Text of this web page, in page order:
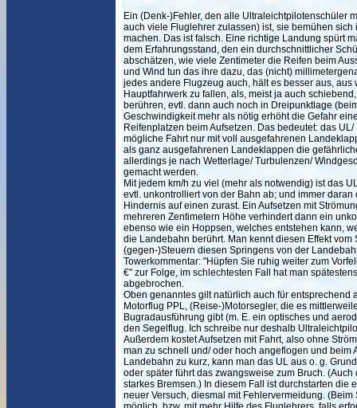
Ein (Denk-)Fehler, den alle Ultraleichtpilotenschüler
auch viele Fluglehrer zulassen) ist, sie bemühen
machen. Das ist falsch. Eine richtige Landung spürt
dem Erfahrungsstand, den ein durchschnittlicher
abschätzen, wie viele Zentimeter die Reifen beim
und Wind tun das ihre dazu, das (nicht)
jedes andere Flugzeug auch, hält es besser aus,
Hauptfahrwerk zu fallen, als, meist ja auch
berühren, evtl. dann auch noch in Dreipunktlage
Geschwindigkeit mehr als nötig erhöht die Gefahr
Reifenplatzen beim Aufsetzen. Das bedeutet: das
mögliche Fahrt nur mit voll ausgefahrenen
als ganz ausgefahrenen Landeklappen die
allerdings je nach Wetterlage/ Turbulenzen/
gemacht werden.
Mit jedem km/h zu viel (mehr als notwendig) ist das
evtl. unkontrolliert von der Bahn ab; und immer
Hindernis auf einen zurast. Ein Aufsetzen mit
mehreren Zentimetern Höhe verhindert dann ein
ebenso wie ein Hoppsen, welches entstehen kann,
die Landebahn berührt. Man kennt diesen Effekt vom
(gegen-)Steuern diesen Springens von der
Towerkommentar: "Hüpfen Sie ruhig weiter zum
€" zur Folge, im schlechtesten Fall hat man
abgebrochen.
Oben genanntes gilt natürlich auch für entsprechend
Motorflug PPL, (Reise-)Motorsegler, die es
Bugradausführung gibt (m. E. ein optisches und
den Segelflug. Ich schreibe nur deshalb
Außerdem kostet Aufsetzen mit Fahrt, also ohne
man zu schnell und/ oder hoch angeflogen und beim
Landebahn zu kurz, kann man das UL aus o. g.
oder später führt das zwangsweise zum Bruch.
starkes Bremsen.) In diesem Fall ist durchstarten die
neuer Versuch, diesmal mit Fehlervermeidung.